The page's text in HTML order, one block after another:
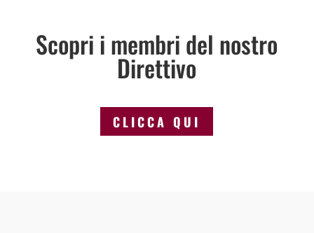
Scopri i membri del nostro
Direttivo
CLICCA QUI